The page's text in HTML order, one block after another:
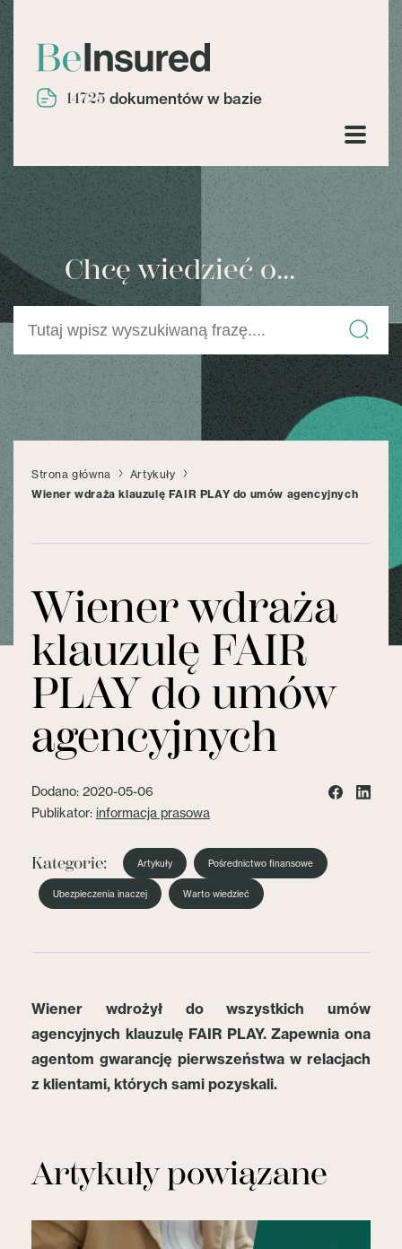
14725 dokumentów w bazie
Chcę wiedzieć o...
Strona główna
Artykuły
Wiener wdraża klauzulę FAIR PLAY do umów agencyjnych
Wiener wdraża
klauzulę FAIR
PLAY do umów
agencyjnych
Dodano: 2020-05-06
Publikator: informacja prasowa
Kategorie: Artykuły Pośrednictwo finansowe
Ubezpieczenia inaczej Warto wiedzieć
Wiener wdrożył do wszystkich umów
agencyjnych klauzulę FAIR PLAY. Zapewnia ona
agentom gwarancję pierwszeństwa w relacjach
z klientami, których sami pozyskali.
Artykuły powiązane